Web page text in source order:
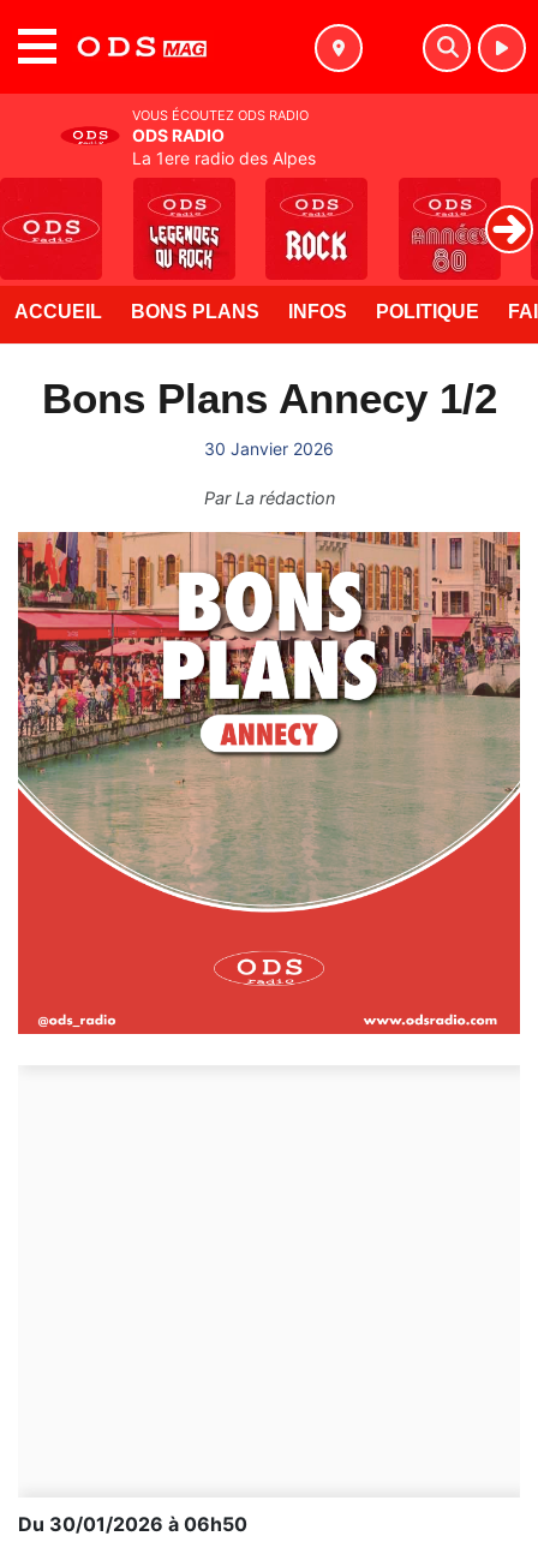
ACCUEIL BONS PLANS INFOS POLITIQUE
Bons Plans Annecy 1/2
30 Janvier 2026
ParLa rédaction
Du 30/01/2026 à 06h50
VOUS ÉCOUTEZ ODS RADIO
ODS RADIO
La 1ere radio des Alpes